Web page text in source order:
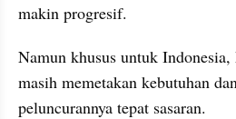
makin progresif.
Namun khusus untuk
masih memetakan kebutuhan
peluncurannya tepat sasaran.